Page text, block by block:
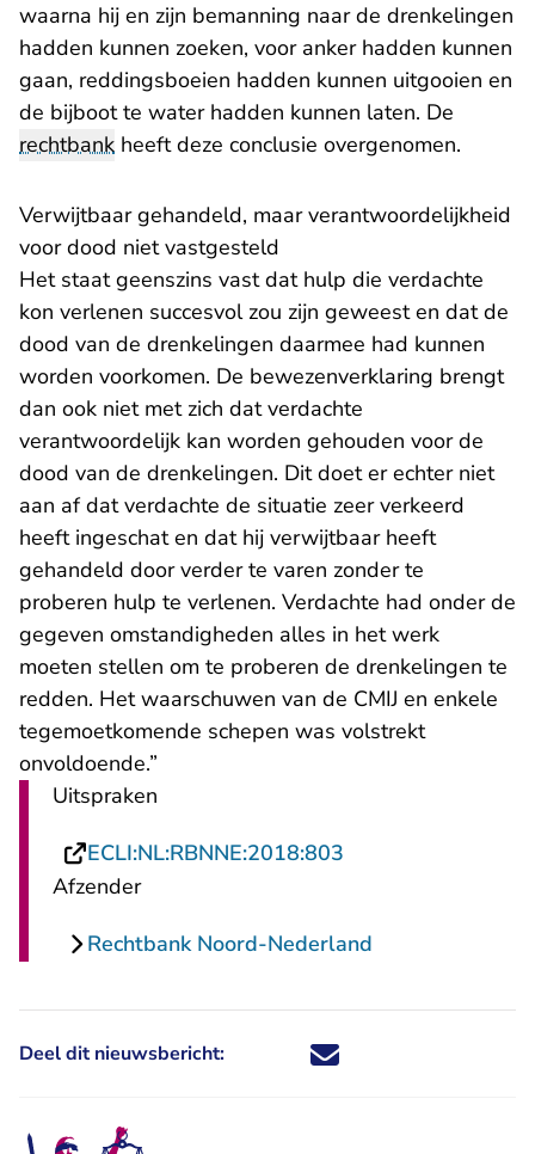
waarna hij en zijn bemanning naar de drenkelingen
hadden kunnen zoeken, voor anker hadden kunnen
gaan, reddingsboeien hadden kunnen uitgooien en
de bijboot te water hadden kunnen laten. De
rechtbank heeft deze conclusie overgenomen.
Verwijtbaar gehandeld, maar verantwoordelijkheid
voor dood niet vastgesteld
Het staat geenszins vast dat hulp die verdachte
kon verlenen succesvol zou zijn geweest en dat de
dood van de drenkelingen daarmee had kunnen
worden voorkomen. De bewezenverklaring brengt
dan ook niet met zich dat verdachte
verantwoordelijk kan worden gehouden voor de
dood van de drenkelingen. Dit doet er echter niet
aan af dat verdachte de situatie zeer verkeerd
heeft ingeschat en dat hij verwijtbaar heeft
gehandeld door verder te varen zonder te
proberen hulp te verlenen. Verdachte had onder de
gegeven omstandigheden alles in het werk
moeten stellen om te proberen de drenkelingen te
redden. Het waarschuwen van de CMIJ en enkele
tegemoetkomende schepen was volstrekt
onvoldoende.”
Uitspraken
ECLI:NL:RBNNE:2018:803
Afzender
Rechtbank Noord-Nederland
Deel dit nieuwsbericht: Deel dit nieuwsbericht via X -
Deel dit nieuwsbericht via
Deel dit nieuwsbericht
Deel dit